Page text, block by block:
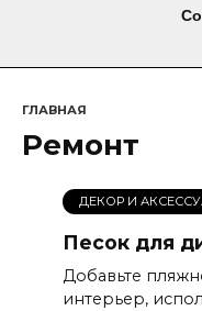
ГЛАВНАЯ
Ремонт
ДЕКОР И
Песок для
Добавьте
интерьер,